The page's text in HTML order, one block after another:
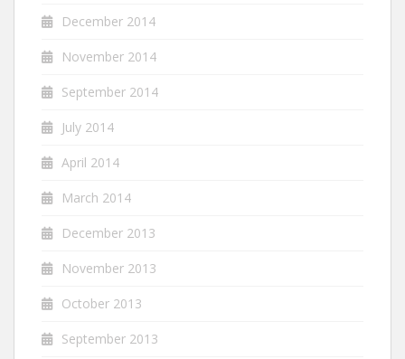
December 2014
November 2014
September 2014
July 2014
April 2014
March 2014
December 2013
November 2013
October 2013
September 2013